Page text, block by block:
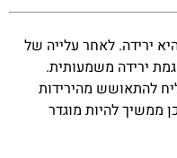
ירידה. לאחר עלייה של
במגמת ירידה משמעותית.
מצליח להתאושש מהירידות
ממשיך להיות מוגדר